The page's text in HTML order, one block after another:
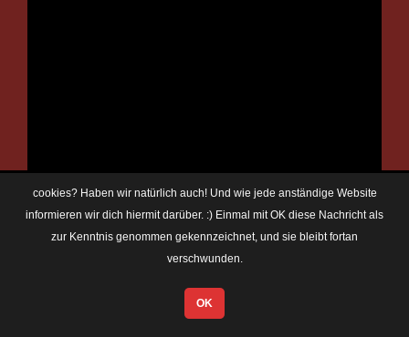
cookies? Haben wir natürlich auch! Und wie jede anständige Website
informieren wir dich hiermit darüber. :) Einmal mit OK diese Nachricht als
zur Kenntnis genommen gekennzeichnet, und sie bleibt fortan
verschwunden.
OK